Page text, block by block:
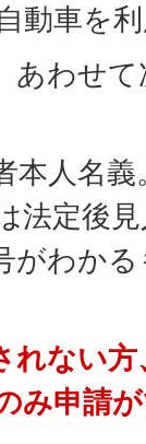
動車を
あわせ
本人名
法定後
がわか
れない
み申請